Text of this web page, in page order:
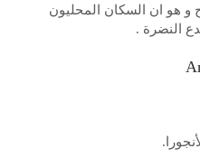
هو ان السكان المحليون
النضرة .